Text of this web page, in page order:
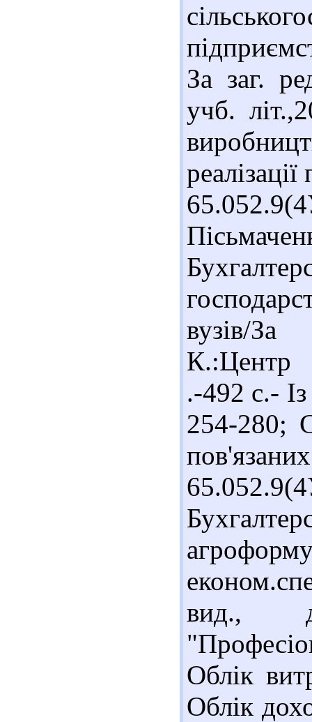
За заг.
учб.
вузів/
К.:Центр
.-492 с.-
254-280;
вид.,
Облік
Облік